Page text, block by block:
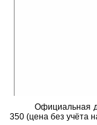
Официальная
350 (цена без учёта